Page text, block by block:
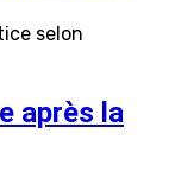
selon
après la